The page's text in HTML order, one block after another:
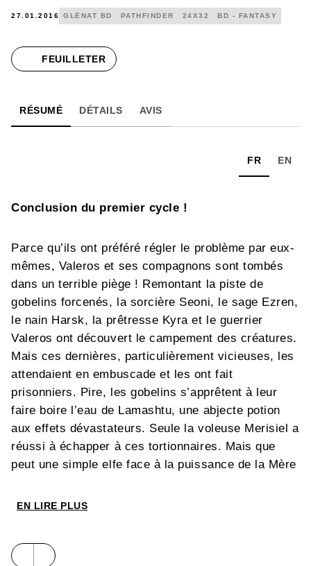
27.01.2016 GLÉNAT BD PATHFINDER 24X32 BD - FANTASY
FEUILLETER
RÉSUMÉ DÉTAILS AVIS
FR EN
Conclusion du premier cycle !
Parce qu’ils ont préféré régler le problème par eux-
mêmes, Valeros et ses compagnons sont tombés
dans un terrible piège ! Remontant la piste de
gobelins forcenés, la sorcière Seoni, le sage Ezren,
le nain Harsk, la prêtresse Kyra et le guerrier
Valeros ont découvert le campement des créatures.
Mais ces dernières, particulièrement vicieuses, les
attendaient en embuscade et les ont fait
prisonniers. Pire, les gobelins s’apprêtent à leur
faire boire l’eau de Lamashtu, une abjecte potion
aux effets dévastateurs. Seule la voleuse Merisiel a
réussi à échapper à ces tortionnaires. Mais que
peut une simple elfe face à la puissance de la Mère
la bande dessinée du jeu de rôle
de nombreux prix et véritable référence en la
EN LIRE PLUS